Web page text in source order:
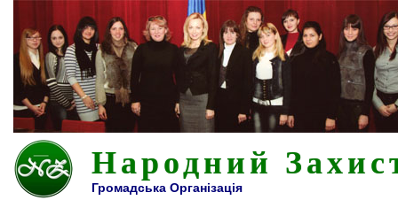
Народний
Громадська Організація